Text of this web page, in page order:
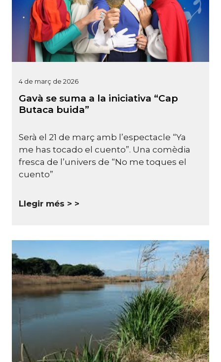
4 de març de 2026
Gavà se suma a la iniciativa “Cap
Butaca buida”
Serà el 21 de març amb l’espectacle “Ya
me has tocado el cuento”. Una comèdia
fresca de l’univers de “No me toques el
cuento”
Llegir més >